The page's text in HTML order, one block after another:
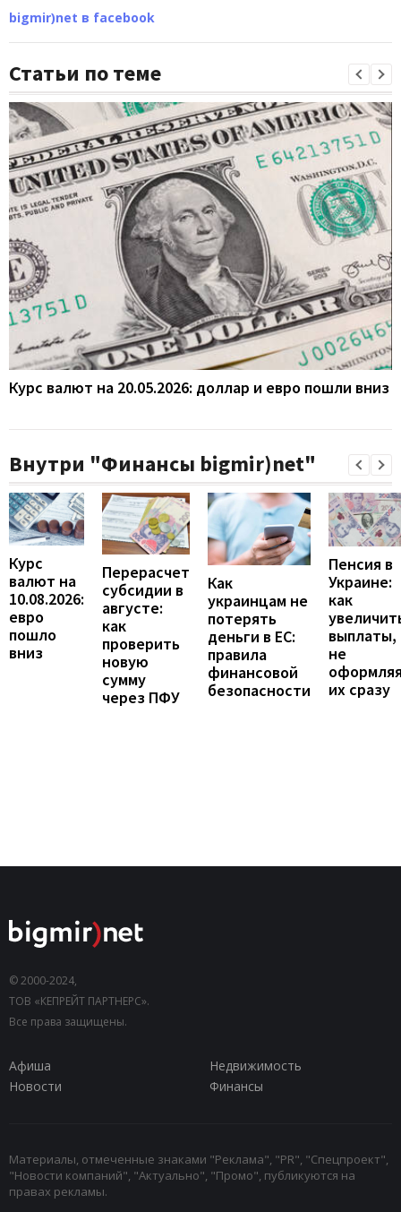
bigmir)net в facebook
Статьи по теме
Курс валют на 20.05.2026: доллар и евро пошли вниз
Внутри "Финансы bigmir)net"
Курс
валют на
10.08.2026:
евро
пошло
вниз
Перерасчет
субсидии в
августе:
как
проверить
новую
сумму
через ПФУ
Как
украинцам не
потерять
деньги в ЕС:
правила
финансовой
безопасности
Пенсия в
Украине:
как
выплаты,
не
их сразу
© 2000-2024,
ТОВ «КЕПРЕЙТ ПАРТНЕРС».
Все права защищены.
Афиша
Недвижимость
Новости
Финансы
Материалы, отмеченные знаками "Реклама", "PR", "Спецпроект",
"Новости компаний", "Актуально", "Промо", публикуются на
правах рекламы.